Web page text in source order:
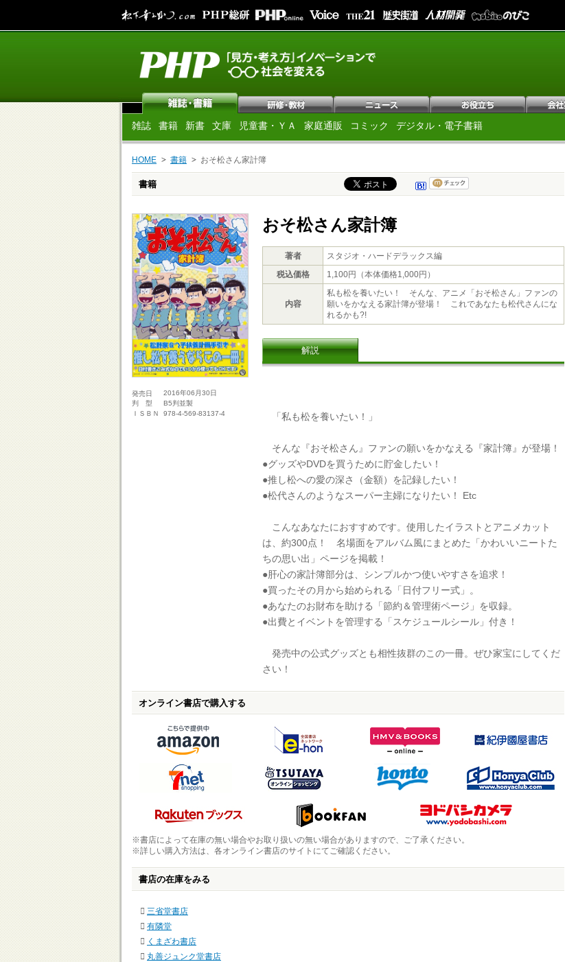
雑誌 書籍 新書 文庫 児童書・ＹＡ 家庭通販 コミック デジタル・電子書籍
HOME 書籍 おそ松さん家計簿
書籍
発売日
2016年06月30日
判 型
B5判並製
ＩＳＢＮ
978-4-569-83137-4
おそ松さん家計簿
著者
スタジオ・ハードデラックス編
税込価格
1,100円（本体価格1,000円）
内容
私も松を養いたい！ そんな、アニメ「おそ松さん」ファンの
願いをかなえる家計簿が登場！ これであなたも松代さんにな
れるかも?!
解説
「私も松を養いたい！」
そんな『おそ松さん』ファンの願いをかなえる『家計簿』が登場！
●グッズやDVDを買うために貯金したい！
●推し松への愛の深さ（金額）を記録したい！
●松代さんのようなスーパー主婦になりたい！ Etc
こんなあなたにおすすめです。使用したイラストとアニメカット
は、約300点！ 名場面をアルバム風にまとめた「かわいいニートた
ちの思い出」ページを掲載！
●肝心の家計簿部分は、シンプルかつ使いやすさを追求！
●買ったその月から始められる「日付フリー式」。
●あなたのお財布を助ける「節約＆管理術ページ」を収録。
●出費とイベントを管理する「スケジュールシール」付き！
発売中の公式グッズとも相性抜群のこの一冊。ぜひ家宝にしてくだ
さい！
オンライン書店で購入する
※書店によって在庫の無い場合やお取り扱いの無い場合がありますので、ご了承ください。
※詳しい購入方法は、各オンライン書店のサイトにてご確認ください。
書店の在庫をみる
三省堂書店
有隣堂
くまざわ書店
丸善ジュンク堂書店